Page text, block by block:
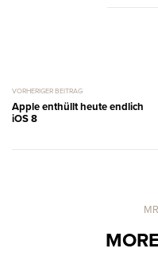
VORHERIGER BEITRAG
Apple enthüllt heute endlich
iOS 8